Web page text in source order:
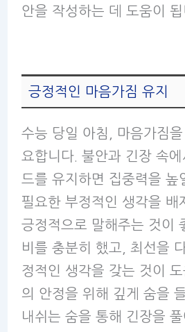
안을 작성하는 데 도움이 됩
긍정적인 마음가짐 유지
수능 당일 아침, 마음가짐
요합니다. 불안과 긴장 속
드를 유지하면 집중력을 높
필요한 부정적인 생각을 배
긍정적으로 말해주는 것이
비를 충분히 했고, 최선을
정적인 생각을 갖는 것이
의 안정을 위해 깊게 숨을
내쉬는 숨을 통해 긴장을